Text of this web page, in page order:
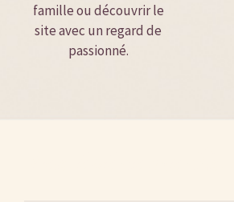
famille ou découvrir le
site avec un regard de
passionné.